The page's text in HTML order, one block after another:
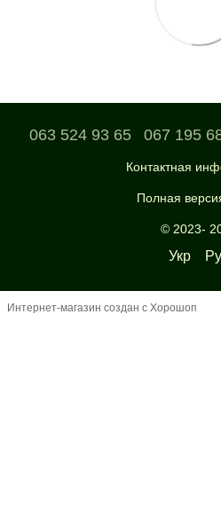
063 524 93 65 067 195
Контактная
Полная
© 2023-
Укр
Интернет-магазин создан с Хорошоп